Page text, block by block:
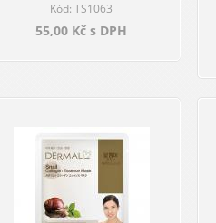
Kód: TS1063
55,00 Kč s DPH